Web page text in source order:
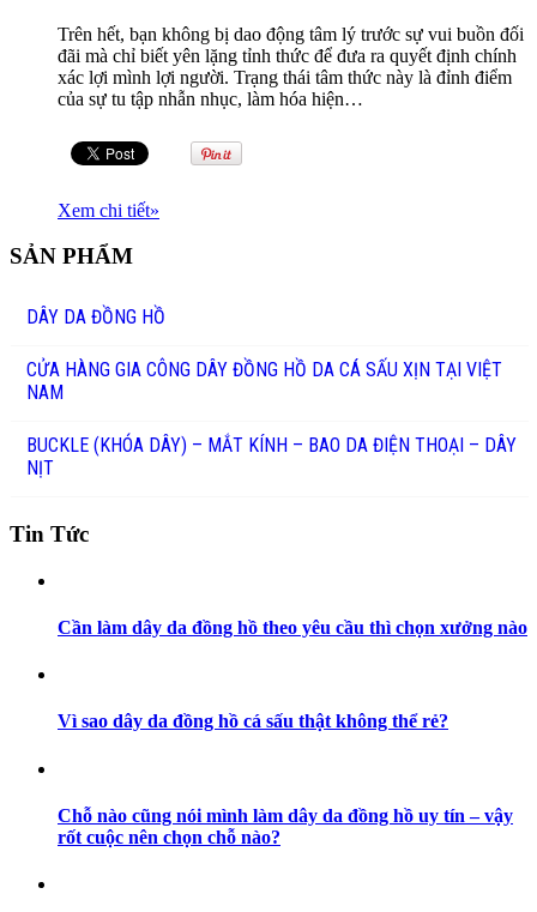
Trên hết, bạn không bị dao động tâm lý trước sự vui buồn đối
đãi mà chỉ biết yên lặng tỉnh thức để đưa ra quyết định chính
xác lợi mình lợi người. Trạng thái tâm thức này là đỉnh điểm
của sự tu tập nhẫn nhục, làm hóa hiện…
Xem chi tiết»
SẢN PHẨM
DÂY DA ĐỒNG HỒ
CỬA HÀNG GIA CÔNG DÂY ĐỒNG HỒ DA CÁ SẤU XỊN TẠI VIỆT
NAM
BUCKLE (KHÓA DÂY) – MẮT KÍNH – BAO DA ĐIỆN THOẠI – DÂY
NỊT
Tin Tức
Cần làm dây da đồng hồ theo yêu cầu thì chọn xưởng nào
Vì sao dây da đồng hồ cá sấu thật không thể rẻ?
Chỗ nào cũng nói mình làm dây da đồng hồ uy tín – vậy
rốt cuộc nên chọn chỗ nào?